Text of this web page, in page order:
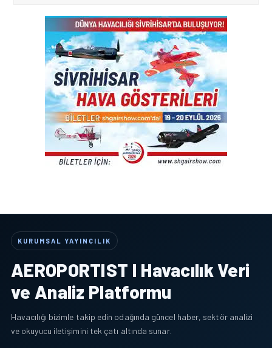
KURUMSAL YAYINCILIK
AEROPORTIST I Havacılık Veri
ve Analiz Platformu
Havacılığı bizimle takip edin odağında güncel haber, sektör analizi
ve okuyucu iletişimini tek çatı altında sunar.